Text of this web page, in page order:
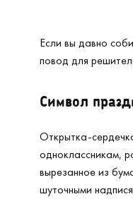
Если вы давно
повод для
Символ
Открытка-
одноклассникам,
вырезанное из
шуточными